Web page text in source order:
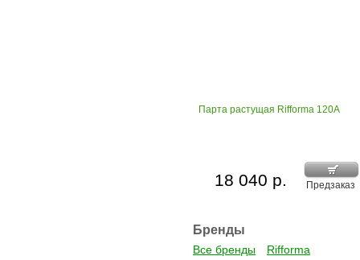
Парта растущая Rifforma 120A
Предзаказ
18 040 р.
Бренды
Все бренды Rifforma